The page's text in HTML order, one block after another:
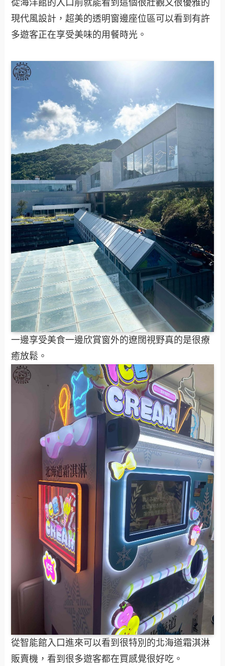
從海洋館的入口前就能看到這個很壯觀又很優雅的
現代風設計，超美的透明窗邊座位區可以看到有許
多遊客正在享受美味的用餐時光。
一邊享受美食一邊欣賞窗外的遼闊視野真的是很療
癒放鬆。
從智能館入口進來可以看到很特別的北海道霜淇淋
販賣機，看到很多遊客都在買感覺很好吃。